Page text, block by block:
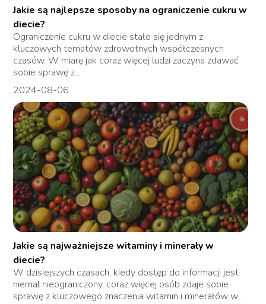
Jakie są najlepsze sposoby na ograniczenie cukru w
diecie?
Ograniczenie cukru w diecie stało się jednym z
kluczowych tematów zdrowotnych współczesnych
czasów. W miarę jak coraz więcej ludzi zaczyna zdawać
sobie sprawę z...
2024-08-06
Jakie są najważniejsze witaminy i minerały w
diecie?
W dzisiejszych czasach, kiedy dostęp do informacji jest
niemal nieograniczony, coraz więcej osób zdaje sobie
sprawę z kluczowego znaczenia witamin i minerałów w...